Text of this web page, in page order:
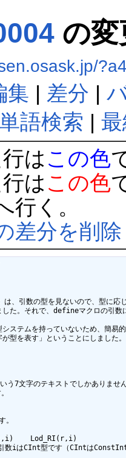
の変
集 | 差分 |
語検索 |
は この色
は この色
行く。
差分を削除
、引数の型を見ないので、型に応
た。それで、defineマクロの引数
ステムを持っていないため、簡易
型を表す」ということにしました。
7文字のテキストでしかありませ
。
Lod_RI(r,i)
数iはCInt型です（CIntは